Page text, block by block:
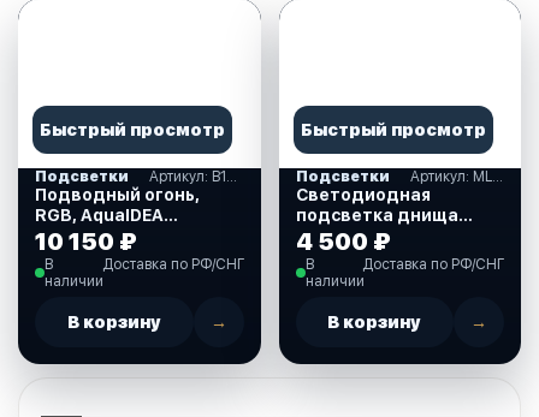
Быстрый просмотр
Подсветки Артикул: B12WRGB
Подводный огонь,
RGB, AquaIDEA
(B12WRGB)
10 150 ₽
В
наличии
Доставка по РФ/СНГ
В корзину →
Быстрый просмотр
Подсветки Артикул: MLM4
Светодиодная
подсветка днища
автомобиля MUD
LIGHT MONSTER
(MLM4)
4 500 ₽
В
наличии
Доставка по РФ/СНГ
В корзину →